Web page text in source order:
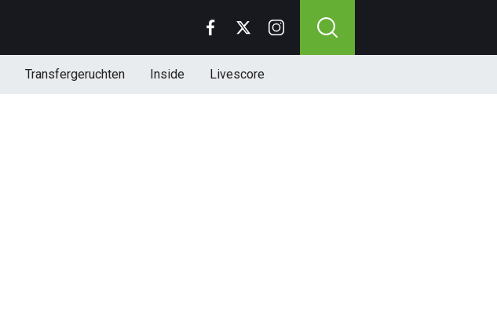
Transfergeruchten Inside Livescore